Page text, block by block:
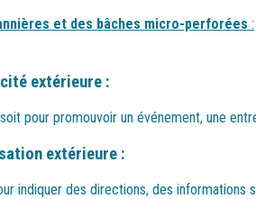
et des bâches micro-perforées :
extérieure :
pour promouvoir un événement, une
extérieure :
indiquer des directions, des